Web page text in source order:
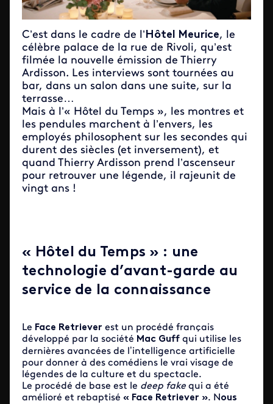
C’est dans le cadre de l’Hôtel Meurice, le
célèbre palace de la rue de Rivoli, qu’est
filmée la nouvelle émission de Thierry
Ardisson. Les interviews sont tournées au
bar, dans un salon dans une suite, sur la
terrasse…
Mais à l’« Hôtel du Temps », les montres et
les pendules marchent à l’envers, les
employés philosophent sur les secondes qui
durent des siècles (et inversement), et
quand Thierry Ardisson prend l’ascenseur
pour retrouver une légende, il rajeunit de
vingt ans !
« Hôtel du Temps » : une
technologie d’avant-garde au
service de la connaissance
Le Face Retriever est un procédé français
développé par la société Mac Guff qui utilise les
dernières avancées de l’intelligence artificielle
pour donner à des comédiens le vrai visage de
légendes de la culture et du spectacle.
Le procédé de base est le deep fake qui a été
amélioré et rebaptisé « Face Retriever ». Nous